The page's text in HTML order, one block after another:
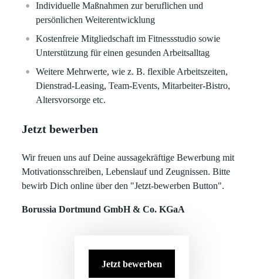
Individuelle Maßnahmen zur beruflichen und
persönlichen Weiterentwicklung
Kostenfreie Mitgliedschaft im Fitnessstudio sowie
Unterstützung für einen gesunden Arbeitsalltag
Weitere Mehrwerte, wie z. B. flexible Arbeitszeiten,
Dienstrad-Leasing, Team-Events, Mitarbeiter-Bistro,
Altersvorsorge etc.
Jetzt bewerben
Wir freuen uns auf Deine aussagekräftige Bewerbung mit
Motivationsschreiben, Lebenslauf und Zeugnissen. Bitte
bewirb Dich online über den "Jetzt-bewerben Button".
Borussia Dortmund GmbH & Co. KGaA
Jetzt bewerben